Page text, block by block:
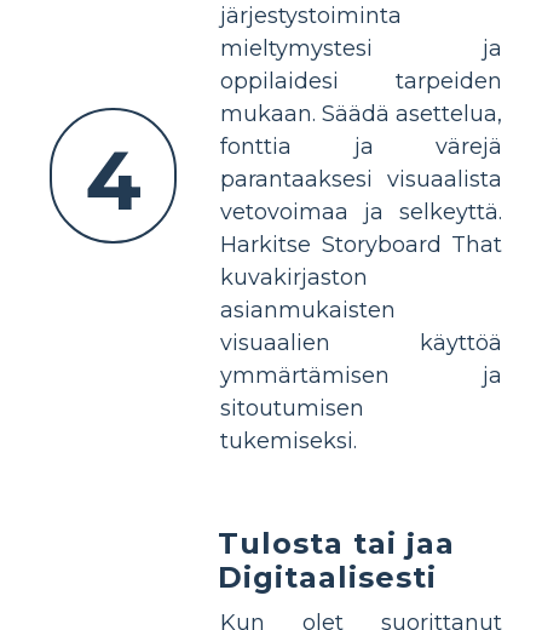
4
järjestystoiminta
mieltymystesi ja
oppilaidesi tarpeiden
mukaan. Säädä asettelua,
fonttia ja värejä
parantaaksesi visuaalista
vetovoimaa ja selkeyttä.
Harkitse Storyboard That
kuvakirjaston
asianmukaisten
visuaalien käyttöä
ymmärtämisen ja
sitoutumisen
tukemiseksi.
Tulosta tai jaa
Digitaalisesti
Kun olet suorittanut